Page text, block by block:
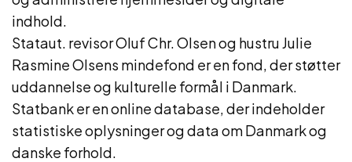
indhold.
Stataut. revisor Oluf Chr. Olsen og hustru Julie
Rasmine Olsens mindefond er en fond, der støtter
uddannelse og kulturelle formål i Danmark.
Statbank er en online database, der indeholder
statistiske oplysninger og data om Danmark og
danske forhold.